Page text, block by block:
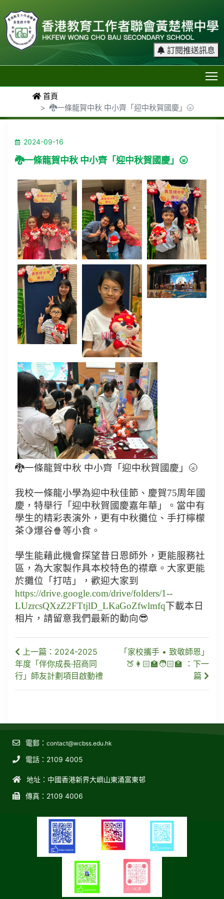
訂閱推送訊息
首頁
🐉一條龍賀中秋 中小齊「迎中秋賀國慶」🌝
2024-09-16
🐉一條龍賀中秋 中小齊「迎中秋賀國慶」🌝
🐉一條龍賀中秋 中小齊「迎中秋賀國慶」🌝
我校一條龍小學為迎中秋佳節、慶賀75周年國
慶，特舉行「迎中秋賀國慶嘉年華」。當中有
學生的精彩表演外，更有中秋攤位、手打檸檬
茶🍋爆谷🍿等小食。
學生能藉此機會探望昔日恩師外，更能服務社
區，為大家製作具本校特色的襟章。大家更能
於攤位「打咭」，歡迎大家到
https://drive.google.com/drive/folders/1--
LUzrcsQXzZ2FTtjlD_LKaGoZfwlmfq下載本日
相片，請留意我們最新的動向😎
上一篇：2024-2025
年度「伴你成長·招商同
行」師友計劃項目啟動禮
「家校攜手 • 致敬師恩」
🍑👩🏻‍🏫🧑🏻‍🏫 ：下一
篇
電郵： contact@wcbss.edu.hk
電話：2109 4005
地址：中國香港新界大嶼山東涌富東邨
傳真：2109 4006